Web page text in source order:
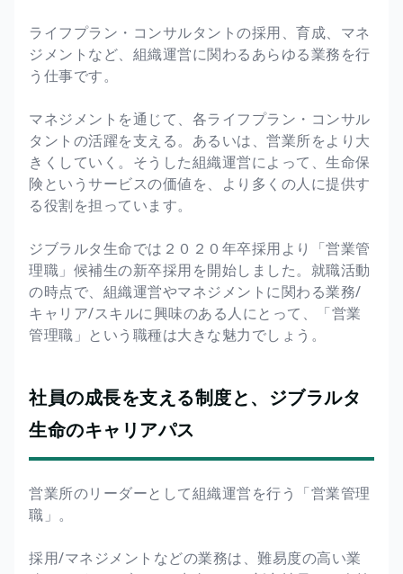
ライフプラン・コンサルタントの採用、育成、マネ
ジメントなど、組織運営に関わるあらゆる業務を行
う仕事です。
マネジメントを通じて、各ライフプラン・コンサル
タントの活躍を支える。あるいは、営業所をより大
きくしていく。そうした組織運営によって、生命保
険というサービスの価値を、より多くの人に提供す
る役割を担っています。
ジブラルタ生命では２０２０年卒採用より「営業管
理職」候補生の新卒採用を開始しました。就職活動
の時点で、組織運営やマネジメントに関わる業務/
キャリア/スキルに興味のある人にとって、「営業
管理職」という職種は大きな魅力でしょう。
社員の成長を支える制度と、ジブラルタ
生命のキャリアパス
営業所のリーダーとして組織運営を行う「営業管理
職」。
採用/マネジメントなどの業務は、難易度の高い業